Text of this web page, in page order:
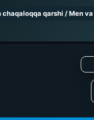
chaqaloqqa qarshi / Men